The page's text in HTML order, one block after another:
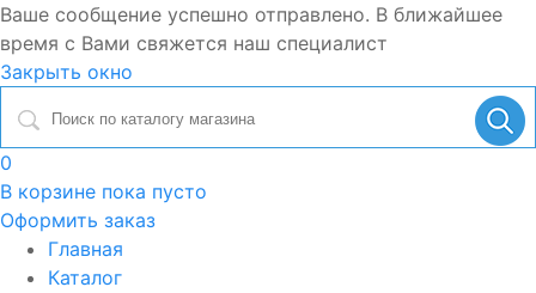
Ваше сообщение успешно отправлено. В ближайшее
время с Вами свяжется наш специалист
Закрыть окно
0
В корзине пока пусто
Оформить заказ
Главная
Каталог